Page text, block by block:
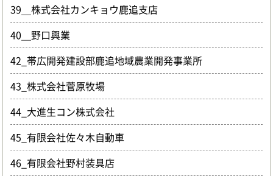
39＿株式会社カンキョウ鹿追支店
40＿野口興業
42_帯広開発建設部鹿追地域農業開発事業所
43_株式会社菅原牧場
44_大進生コン株式会社
45_有限会社佐々木自動車
46_有限会社野村装具店